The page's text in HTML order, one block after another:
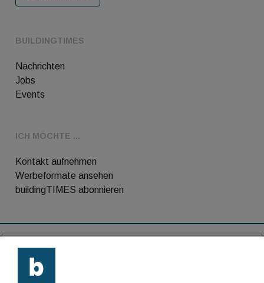
BUILDINGTIMES
Nachrichten
Jobs
Events
ICH MÖCHTE ...
Kontakt aufnehmen
Werbeformate ansehen
buildingTIMES abonnieren
Kontakt